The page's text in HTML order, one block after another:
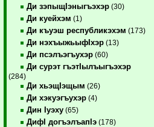
Ди зэпыщIэныгъэхэр (30)
Ди куейхэм (1)
Ди къуэш республикэхэм (173)
Ди нэхъыжьыфIхэр (13)
Ди псэлъэгъухэр (60)
Ди сурэт гъэтIылъыгъэхэр
(284)
Ди хьэщIэщым (26)
Ди хэкуэгъухэр (4)
Дин Iуэху (65)
ДифI догъэлъапIэ (178)